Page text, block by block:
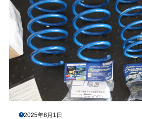
2025年8月1日